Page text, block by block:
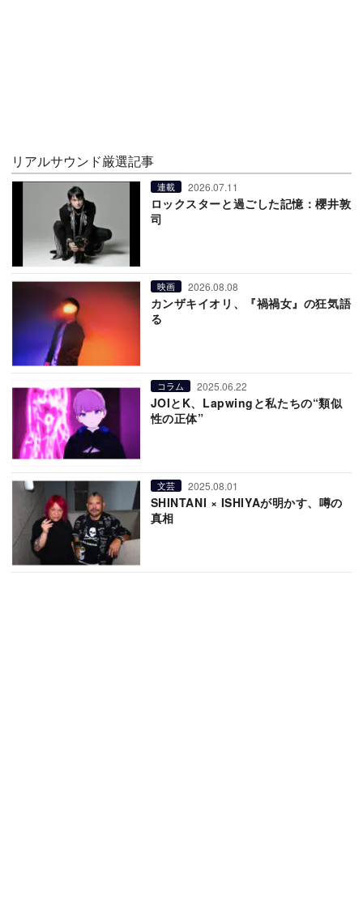
リアルサウンド厳選記事
連載 2026.07.11
ロックスターと過ごした記憶：櫻井敦
司
映画 2026.08.08
カンザキイオリ、『禍禍女』の狂気語
る
コラム 2025.06.22
JOIとK、Lapwingと私たちの“類似
性の正体”
文芸 2025.08.01
SHINTANI × ISHIYAが明かす、噂の
真相